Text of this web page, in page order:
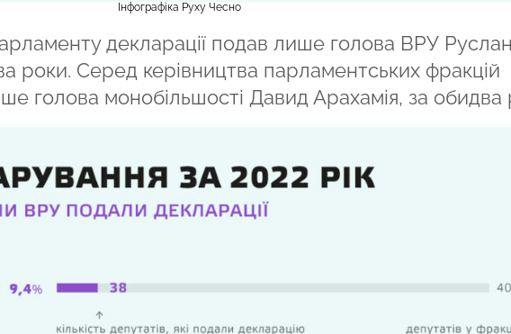
Інфографіка Руху Чесно
декларації подав лише голова ВРУ Руслан
роки. Серед керівництва парламентських фракцій
голова монобільшості Давид Арахамія, за обидва